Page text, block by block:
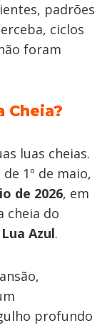
padrões
ciclos
foram
Cheia?
luas cheias.
1º de maio,
de 2026, em
cheia do
Lua Azul.
profundo